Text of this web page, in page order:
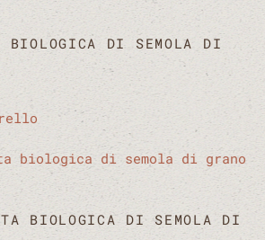
BIOLOGICA DI SEMOLA DI
BIOLOGICA DI SEMOLA DI